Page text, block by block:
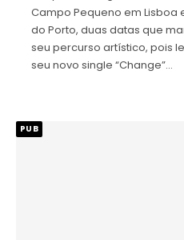
Campo Pequeno em Lisboa
do Porto, duas datas que
seu percurso artístico, pois
seu novo single “Change”…
PUB